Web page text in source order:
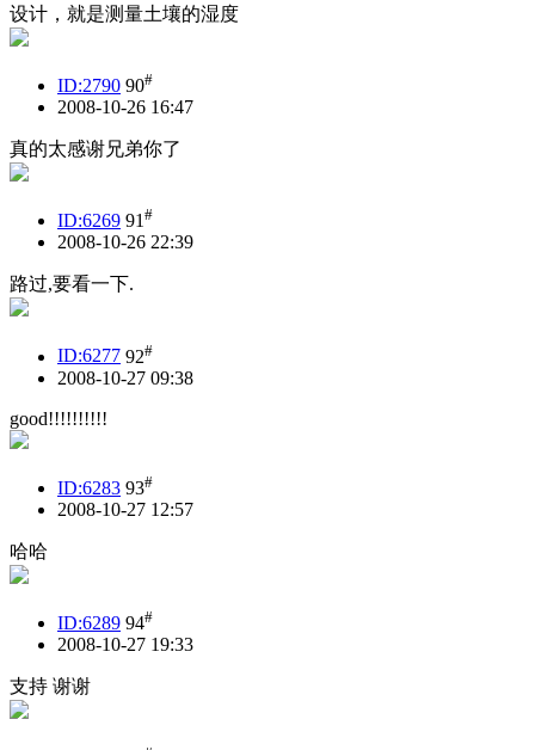
设计，就是测量土壤的湿度
ID:2790 90#
2008-10-26 16:47
真的太感谢兄弟你了
ID:6269 91#
2008-10-26 22:39
路过,要看一下.
ID:6277 92#
2008-10-27 09:38
good!!!!!!!!!!
ID:6283 93#
2008-10-27 12:57
哈哈
ID:6289 94#
2008-10-27 19:33
支持 谢谢